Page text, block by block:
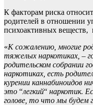
К факторам риска
родителей в отношении
психоактивных веществ,
«К сожалению, многие
тяжелых наркотиках, –
родительском собрании
наркотиках, есть
курении каннабиноидов
это “легкий“ наркотик.
голове, то что мы будем